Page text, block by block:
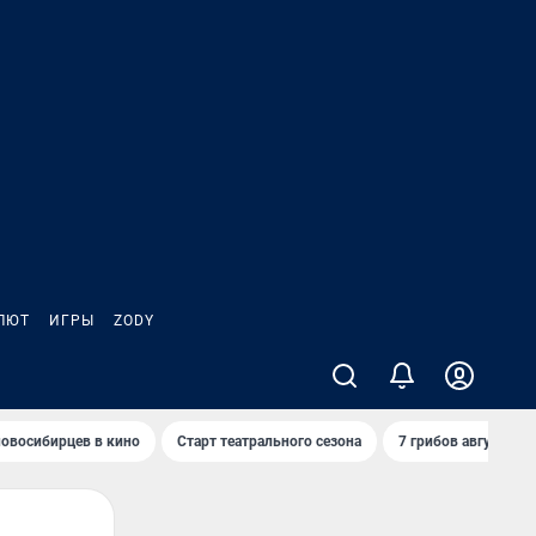
ИГРЫ ZODY
в кино Старт театрального сезона 7 грибов августа